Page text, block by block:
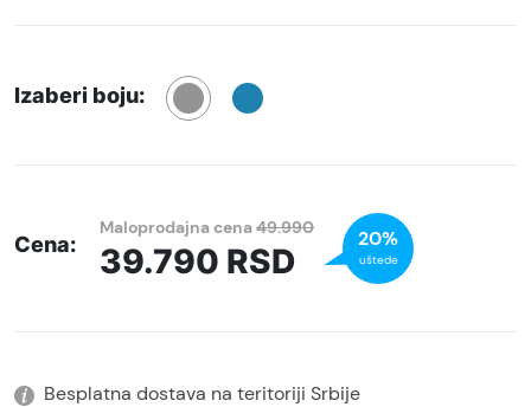
Izaberi boju:
Cena:
Maloprodajna cena49.990
39.790 RSD
20%
uštede
Besplatna dostava na teritoriji Srbije